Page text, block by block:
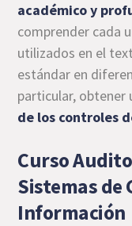
académico y
comprender cada
utilizados en el
estándar en
particular, obtener
de los controles
Curso
Sistemas de
Información